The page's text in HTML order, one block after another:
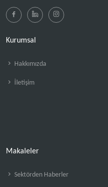
Kurumsal
Hakkımızda
İletişim
Makaleler
Sektörden Haberler